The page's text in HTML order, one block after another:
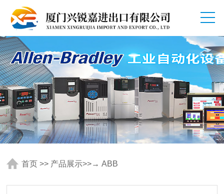
首页 >> 产品展示>>→ ABB